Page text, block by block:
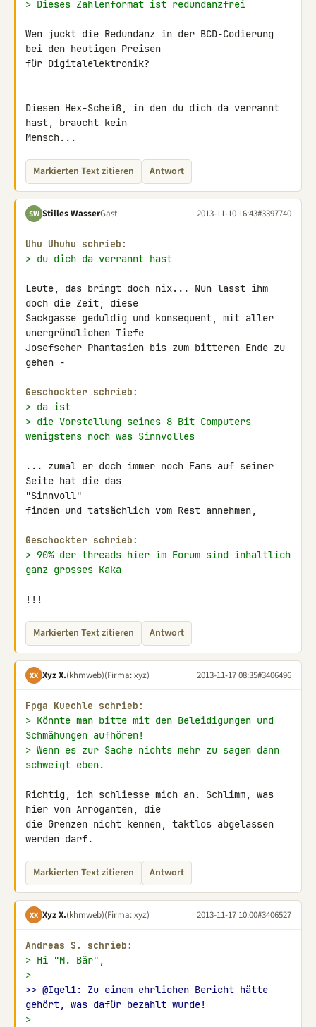
> Dieses Zahlenformat ist redundanzfrei
Wen juckt die Redundanz in der BCD-Codierung
bei den heutigen Preisen
für Digitalelektronik?
Diesen Hex-Scheiß, in den du dich da verrannt
hast, braucht kein
Mensch...
Markierten Text zitieren Antwort
SW Stilles WasserGast 2013-11-10 16:43#3397740
Uhu Uhuhu schrieb:
> du dich da verrannt hast
Leute, das bringt doch nix... Nun lasst ihm
doch die Zeit, diese
Sackgasse geduldig und konsequent, mit aller
unergründlichen Tiefe
Josefscher Phantasien bis zum bitteren Ende zu
gehen -
Geschockter schrieb:
> da ist
> die Vorstellung seines 8 Bit Computers
wenigstens noch was Sinnvolles
... zumal er doch immer noch Fans auf seiner
Seite hat die das
"Sinnvoll"
finden und tatsächlich vom Rest annehmen,
Geschockter schrieb:
> 90% der threads hier im Forum sind inhaltlich
ganz grosses Kaka
!!!
Markierten Text zitieren Antwort
XX Xyz X.(khmweb)(Firma: xyz) 2013-11-17 08:35#3406496
Fpga Kuechle schrieb:
> Könnte man bitte mit den Beleidigungen und
Schmähungen aufhören!
> Wenn es zur Sache nichts mehr zu sagen dann
schweigt eben.
Richtig, ich schliesse mich an. Schlimm, was
hier von Arroganten, die
die Grenzen nicht kennen, taktlos abgelassen
werden darf.
Markierten Text zitieren Antwort
XX Xyz X.(khmweb)(Firma: xyz) 2013-11-17 10:00#3406527
Andreas S. schrieb:
> Hi "M. Bär",
>
>> @Igel1: Zu einem ehrlichen Bericht hätte
gehört, was dafür bezahlt wurde!
>